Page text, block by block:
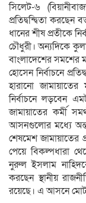
সিলেট-৬
প্রতিদ্বন্দ্বিতা
ধানের শীষ প্রতীকে
চৌধুরী। অন্যদিকে কুলা
বাংলাদেশের সমশের
হোসেন নির্বাচনে
হারানো জামায়াতের
নির্বাচনে লড়বেন
জামায়াতের কর্মী
আসনগুলোর মধ্যে
শেষমেশ জামায়াতের
পেয়ে বিকল্পধারা
নুরুল ইসলাম
করছেন স্থানীয়
রয়েছে। এ আসনে